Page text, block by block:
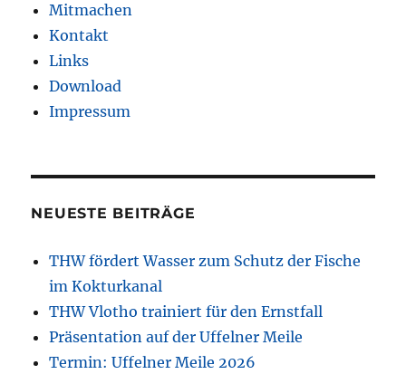
Mitmachen
Kontakt
Links
Download
Impressum
NEUESTE BEITRÄGE
THW fördert Wasser zum Schutz der Fische
im Kokturkanal
THW Vlotho trainiert für den Ernstfall
Präsentation auf der Uffelner Meile
Termin: Uffelner Meile 2026